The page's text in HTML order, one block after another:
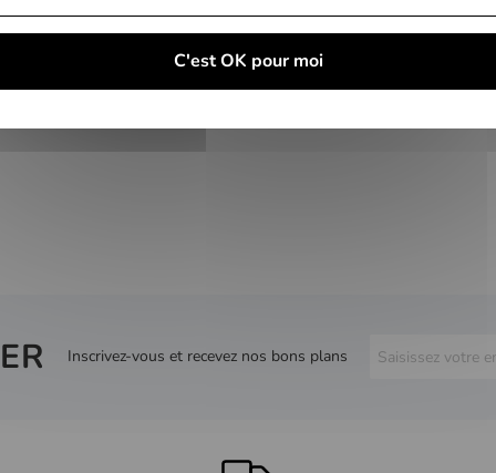
Inscrivez-vous et recevez nos bons plans
C'est OK pour moi